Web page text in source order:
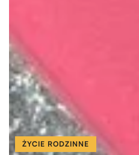
ŻYCIE RODZINNE